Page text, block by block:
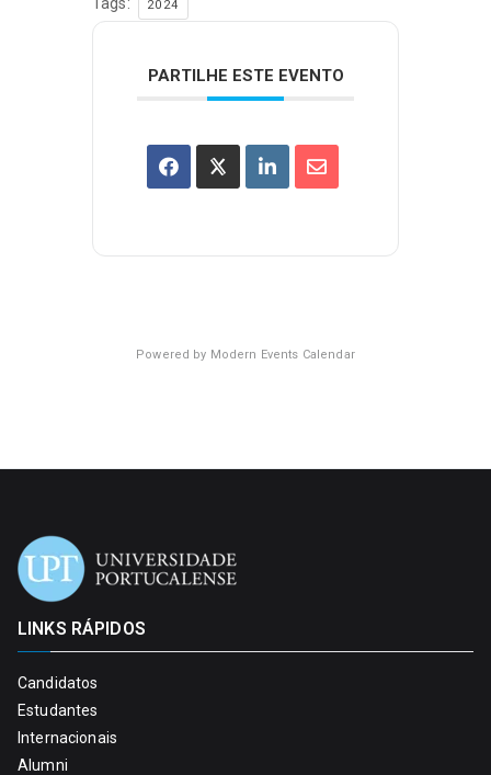
2024
PARTILHE ESTE EVENTO
Powered by Modern Events Calendar
LINKS RÁPIDOS
Candidatos
Estudantes
Internacionais
Alumni